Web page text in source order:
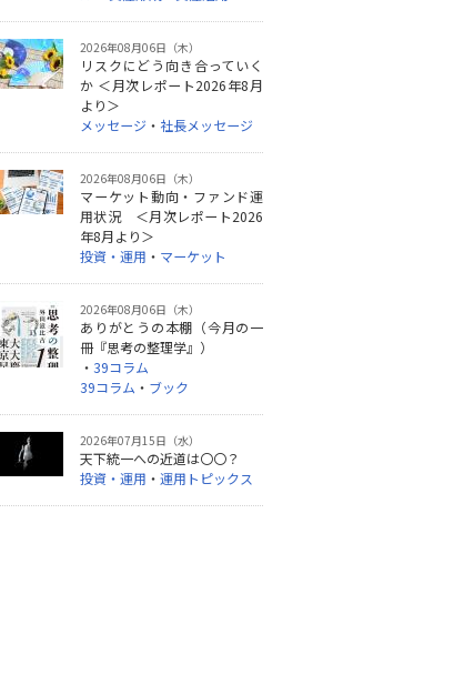
2026年08月06日（木）
リスクにどう向き合っていく
か ＜月次レポート2026年8月
より＞
メッセージ ・ 社長メッセージ
2026年08月06日（木）
マーケット動向・ファンド運
用状況 ＜月次レポート2026
年8月より＞
投資・運用 ・ マーケット
2026年08月06日（木）
ありがとうの本棚（今月の一
冊『思考の整理学』）
・ 39コラム
39コラム ・ ブック
2026年07月15日（水）
天下統一への近道は〇〇？
投資・運用 ・ 運用トピックス